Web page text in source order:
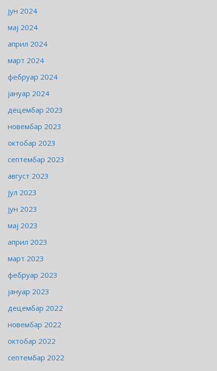
јун 2024
мај 2024
април 2024
март 2024
фебруар 2024
јануар 2024
децембар 2023
новембар 2023
октобар 2023
септембар 2023
август 2023
јул 2023
јун 2023
мај 2023
април 2023
март 2023
фебруар 2023
јануар 2023
децембар 2022
новембар 2022
октобар 2022
септембар 2022